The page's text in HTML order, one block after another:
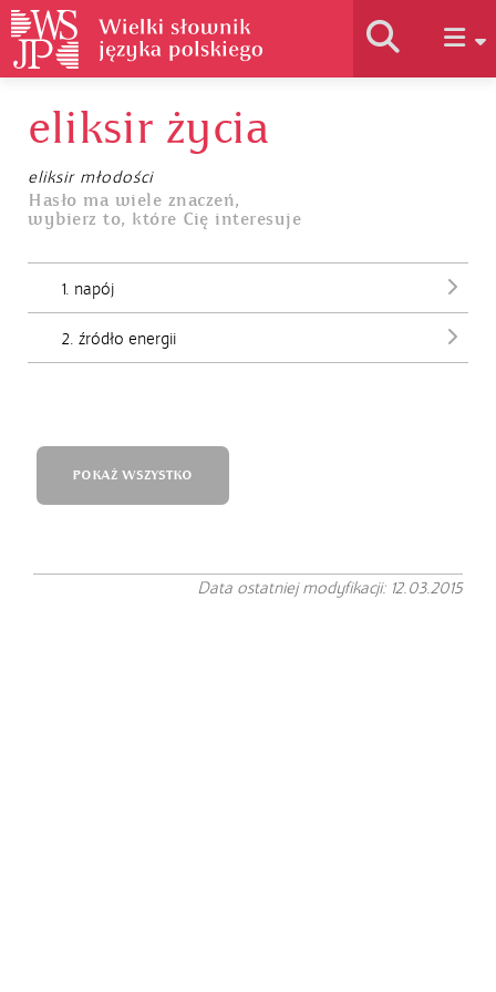
Historia słownika
Jak korzystać
eliksir życia
eliksir młodości
Hasło ma wiele znaczeń,
wybierz to, które Cię interesuje
1. napój
2. źródło energii
POKAŻ WSZYSTKO
Data ostatniej modyfikacji: 12.03.2015